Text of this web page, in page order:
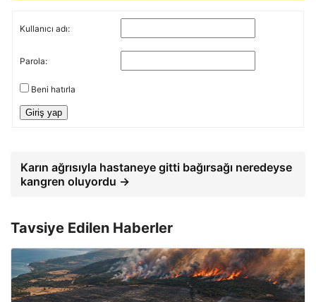
Kullanıcı adı:
Parola:
Beni hatırla
Giriş yap
Karın ağrısıyla hastaneye gitti bağırsağı neredeyse
kangren oluyordu →
Tavsiye Edilen Haberler